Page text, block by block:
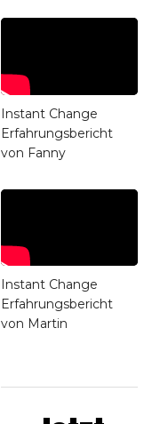
Instant Change
Erfahrungsbericht
von Fanny
Instant Change
Erfahrungsbericht
von Martin